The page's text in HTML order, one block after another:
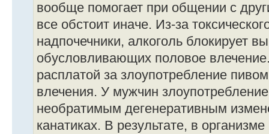
вообще помогает при общении с
все обстоит иначе. Из-за
надпочечники, алкоголь блокирует
обусловливающих половое
расплатой за злоупотребление
влечения. У мужчин
необратимым дегенеративным
канатиках. В результате, в